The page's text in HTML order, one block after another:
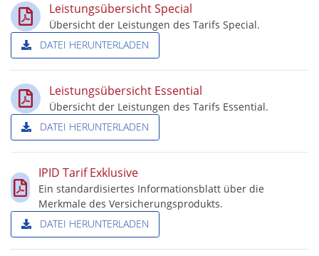
Leistungsübersicht Special
Übersicht der Leistungen des Tarifs Special.
DATEI HERUNTERLADEN
Leistungsübersicht Essential
Übersicht der Leistungen des Tarifs Essential.
DATEI HERUNTERLADEN
IPID Tarif Exklusive
Ein standardisiertes Informationsblatt über die
Merkmale des Versicherungsprodukts.
DATEI HERUNTERLADEN